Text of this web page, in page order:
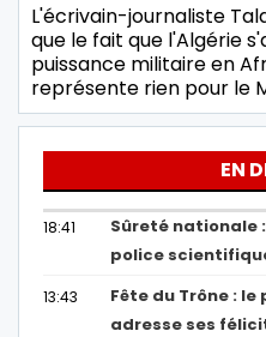
L'écrivain-journaliste
que le fait que l'Algérie
puissance militaire en
représente rien pour le
EN
18:41
Sûreté nationale
police
13:43
Fête du Trône :
adresse ses